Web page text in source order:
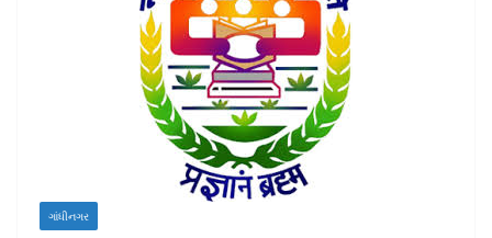
ગાંધીનગર